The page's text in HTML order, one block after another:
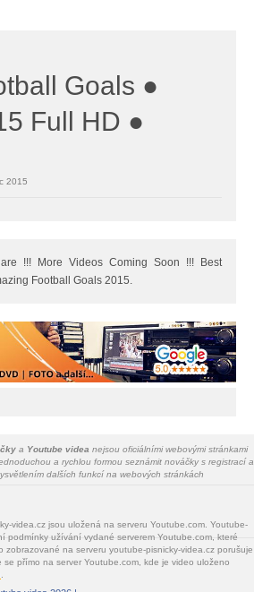
Goals ●
Full HD ●
2015
!!! More Videos Coming Soon !!! Best
Football Goals 2015.
a Youtube videa nejsou oficiálními webovými stránkami
a rychlou formou seznámit nováčky s registrací a
dalších funkcí na webových stránkách
videa.cz jsou uložená na serveru Youtube.com. Youtube-
podmínky užívání vydané serverem Youtube.com, které
zobrazované na serveru youtube-pisnicky-videa.cz porušuje
přímo na server Youtube.com, kde je video uloženo